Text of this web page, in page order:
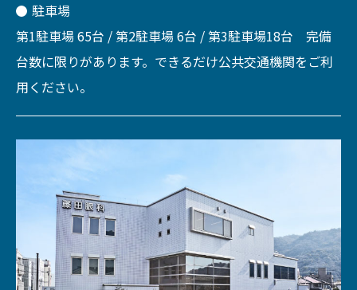
駐車場
第1駐車場 65台 / 第2駐車場 6台 / 第3駐車場18台 完備
台数に限りがあります。できるだけ公共交通機関をご利
用ください。